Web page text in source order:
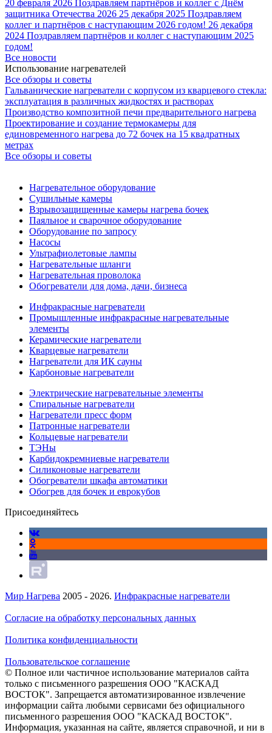
20 февраля 2026 Поздравляем партнёров и коллег с Днём
защитника Отечества 2026 25 декабря 2025 Поздравляем
коллег и партнёров с наступающим 2026 годом! 26 декабря
2024 Поздравляем партнёров и коллег с наступающим 2025
годом!
Все новости
Использование нагревателей
Все обзоры и советы
Гальванические нагреватели с корпусом из кварцевого стекла:
эксплуатация в различных жидкостях и растворах
Производство композитной печи предварительного нагрева
Проектирование и создание термокамеры для
единовременного нагрева до 72 бочек на 15 квадратных
метрах
Все обзоры и советы
Нагревательное оборудование
Сушильные камеры
Взрывозащищенные камеры нагрева бочек
Паяльное и сварочное оборудование
Оборудование по запросу
Насосы
Ультрафиолетовые лампы
Нагревательные шланги
Нагревательная проволока
Обогреватели для дома, дачи, бизнеса
Инфракрасные нагреватели
Промышленные инфракрасные нагревательные
элементы
Керамические нагреватели
Кварцевые нагреватели
Нагреватели для ИК сауны
Карбоновые нагреватели
Электрические нагревательные элементы
Спиральные нагреватели
Нагреватели пресс форм
Патронные нагреватели
Кольцевые нагреватели
ТЭНы
Карбидокремниевые нагреватели
Силиконовые нагреватели
Обогреватели шкафа автоматики
Обогрев для бочек и еврокубов
Присоединяйтесь
Мир Нагрева 2005 - 2026. Инфракрасные нагреватели
Согласие на обработку персональных данных
Политика конфиденциальности
Пользовательское соглашение
© Полное или частичное использование материалов сайта
только с письменного разрешения ООО "КАСКАД
ВОСТОК". Запрещается автоматизированное извлечение
информации сайта любыми сервисами без официального
письменного разрешения ООО "КАСКАД ВОСТОК".
Информация, указанная на сайте, является справочной, и ни в